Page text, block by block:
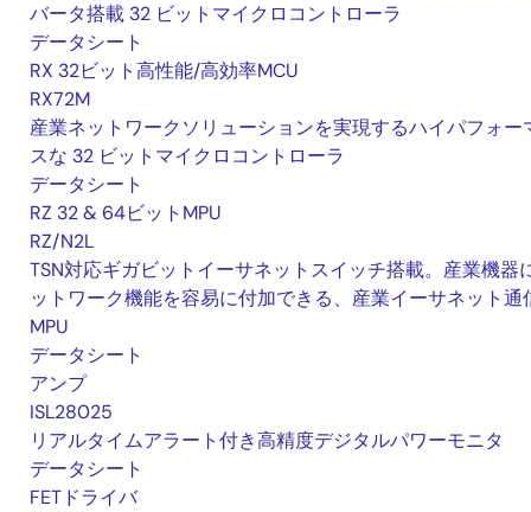
バータ搭載 32 ビットマイクロコントローラ
データシート
RX 32ビット高性能/高効率MCU
RX72M
産業ネットワークソリューションを実現するハイパフォー
スな 32 ビットマイクロコントローラ
データシート
RZ 32 & 64ビットMPU
RZ/N2L
TSN対応ギガビットイーサネットスイッチ搭載。産業機器
ットワーク機能を容易に付加できる、産業イーサネット通
MPU
データシート
アンプ
ISL28025
リアルタイムアラート付き高精度デジタルパワーモニタ
データシート
FETドライバ